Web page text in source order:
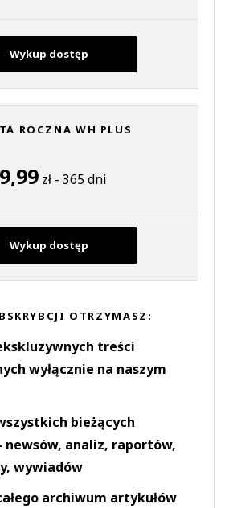
Wykup dostęp
ROCZNA WH PLUS
zł - 365 dni
Wykup dostęp
OTRZYMASZ:
treści
wyłącznie na naszym
bieżących
newsów, analiz, raportów,
wywiadów
archiwum artykułów